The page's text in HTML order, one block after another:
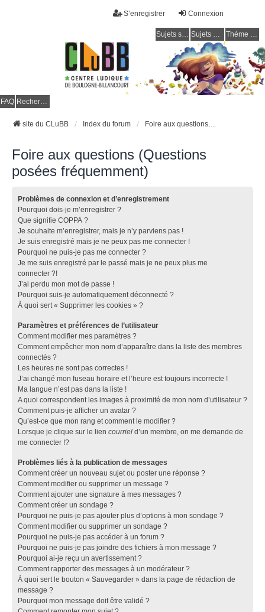
Connexion
S’enregistrer
Sujets sans réponse Sujets actifs Thème clair / foncé
FAQ Rechercher
site du CLuBB Index du forum Foire aux questions (Questions posées fréquemment)
Foire aux questions (Questions
posées fréquemment)
Problèmes de connexion et d’enregistrement
Pourquoi dois-je m’enregistrer ?
Que signifie COPPA ?
Je souhaite m’enregistrer, mais je n’y parviens pas !
Je suis enregistré mais je ne peux pas me connecter !
Pourquoi ne puis-je pas me connecter ?
Je me suis enregistré par le passé mais je ne peux plus me
connecter ?!
J’ai perdu mon mot de passe !
Pourquoi suis-je automatiquement déconnecté ?
À quoi sert « Supprimer les cookies » ?
Paramètres et préférences de l’utilisateur
Comment modifier mes paramètres ?
Comment empêcher mon nom d’apparaître dans la liste des membres
connectés ?
Les heures ne sont pas correctes !
J’ai changé mon fuseau horaire et l’heure est toujours incorrecte !
Ma langue n’est pas dans la liste !
A quoi correspondent les images à proximité de mon nom d’utilisateur ?
Comment puis-je afficher un avatar ?
Qu’est-ce que mon rang et comment le modifier ?
Lorsque je clique sur le lien courriel d’un membre, on me demande de
me connecter !?
Problèmes liés à la publication de messages
Comment créer un nouveau sujet ou poster une réponse ?
Comment modifier ou supprimer un message ?
Comment ajouter une signature à mes messages ?
Comment créer un sondage ?
Pourquoi ne puis-je pas ajouter plus d’options à mon sondage ?
Comment modifier ou supprimer un sondage ?
Pourquoi ne puis-je pas accéder à un forum ?
Pourquoi ne puis-je pas joindre des fichiers à mon message ?
Pourquoi ai-je reçu un avertissement ?
Comment rapporter des messages à un modérateur ?
À quoi sert le bouton « Sauvegarder » dans la page de rédaction de
message ?
Pourquoi mon message doit être validé ?